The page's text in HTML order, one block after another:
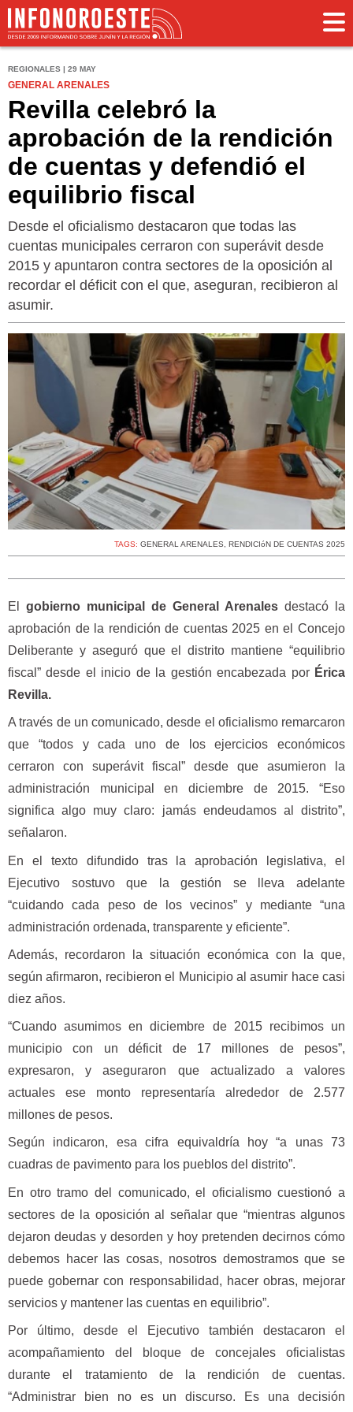
REGIONALES | 29 MAY
GENERAL ARENALES
Revilla celebró la
aprobación de la rendición
de cuentas y defendió el
equilibrio fiscal
Desde el oficialismo destacaron que todas las
cuentas municipales cerraron con superávit desde
2015 y apuntaron contra sectores de la oposición al
recordar el déficit con el que, aseguran, recibieron al
asumir.
TAGS: GENERAL ARENALES, RENDICIóN DE CUENTAS 2025
El gobierno municipal de General Arenales destacó la
aprobación de la rendición de cuentas 2025 en el Concejo
Deliberante y aseguró que el distrito mantiene “equilibrio
fiscal” desde el inicio de la gestión encabezada porÉrica
Revilla.
A través de un comunicado, desde el oficialismo remarcaron
que “todos y cada uno de los ejercicios económicos
cerraron con superávit fiscal” desde que asumieron la
administración municipal en diciembre de 2015. “Eso
significa algo muy claro: jamás endeudamos al distrito”,
señalaron.
En el texto difundido tras la aprobación legislativa, el
Ejecutivo sostuvo que la gestión se lleva adelante
“cuidando cada peso de los vecinos” y mediante “una
administración ordenada, transparente y eficiente”.
Además, recordaron la situación económica con la que,
según afirmaron, recibieron el Municipio al asumir hace casi
diez años.
“Cuando asumimos en diciembre de 2015 recibimos un
municipio con un déficit de 17 millones de pesos”,
expresaron, y aseguraron que actualizado a valores
actuales ese monto representaría alrededor de 2.577
millones de pesos.
Según indicaron, esa cifra equivaldría hoy “a unas 73
cuadras de pavimento para los pueblos del distrito”.
En otro tramo del comunicado, el oficialismo cuestionó a
sectores de la oposición al señalar que “mientras algunos
dejaron deudas y desorden y hoy pretenden decirnos cómo
debemos hacer las cosas, nosotros demostramos que se
puede gobernar con responsabilidad, hacer obras, mejorar
servicios y mantener las cuentas en equilibrio”.
Por último, desde el Ejecutivo también destacaron el
acompañamiento del bloque de concejales oficialistas
durante el tratamiento de la rendición de cuentas.
“Administrar bien no es un discurso. Es una decisión